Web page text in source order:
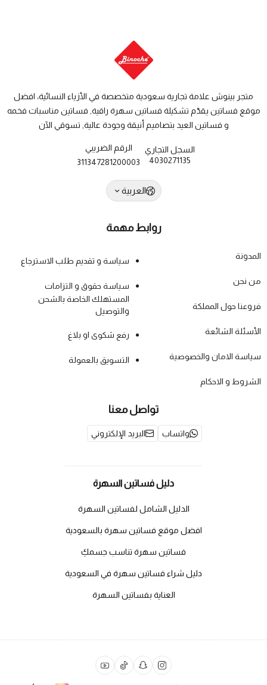
متجر بينوش علامة تجارية سعودية متخصصة في الأزياء النسائية، افضل
موقع فساتين يقدّم تشكيلة فساتين سهرة راقية, فساتين مناسبات فخمه
و فساتين العيد بتصاميم أنيقة وجودة عالية, تسوقي الآن
السجل التجاري
4030271135
الرقم الضريبي
311347281200003
العربية
روابط مهمة
المدونة
من نحن
فروعنا حول المملكة
الأسئلة الشائعة
سياسة الامان والخصوصية
الشروط و الاحكام
سياسة و تقديم طلب الاسترجاع
سياسة حقوق و التزامات
المستهلك الخاصة بالشحن
والتوصيل
رفع شكوى او بلاغ
التسويق بالعمولة
تواصل معنا
واتساب البريد الإلكتروني
دليل فساتين السهرة
الدليل الشامل لفساتين السهرة
افضل موقع فساتين سهرة بالسعودية
فساتين سهرة تناسب جسمكِ
دليل شراء فساتين سهرة في السعودية
العناية بفساتين السهرة